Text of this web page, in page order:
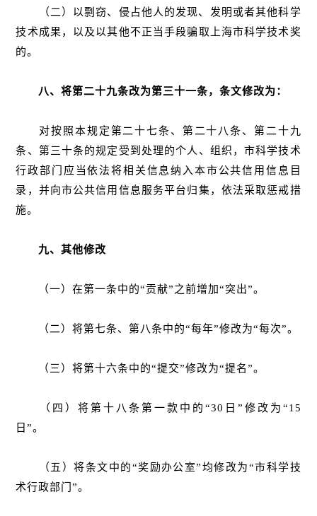
（二）以剽窃、侵占他人的发现、发明或者其他科学
技术成果，以及以其他不正当手段骗取上海市科学技术奖
的。
八、将第二十九条改为第三十一条，条文修改为：
对按照本规定第二十七条、第二十八条、第二十九
条、第三十条的规定受到处理的个人、组织，市科学技术
行政部门应当依法将相关信息纳入本市公共信用信息目
录，并向市公共信用信息服务平台归集，依法采取惩戒措
施。
九、其他修改
（一）在第一条中的“贡献”之前增加“突出”。
（二）将第七条、第八条中的“每年”修改为“每次”。
（三）将第十六条中的“提交”修改为“提名”。
（四）将第十八条第一款中的“30日”修改为“15
日”。
（五）将条文中的“奖励办公室”均修改为“市科学技
术行政部门”。